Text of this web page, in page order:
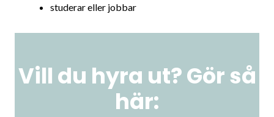
studerar eller jobbar
Vill du hyra ut? Gör så
här: